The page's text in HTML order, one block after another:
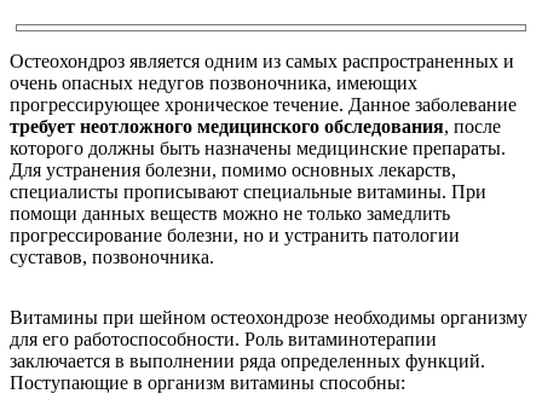
Остеохондроз является одним из самых распространенных и
очень опасных недугов позвоночника, имеющих
прогрессирующее хроническое течение. Данное заболевание
требует неотложного медицинского обследования, после
которого должны быть назначены медицинские препараты.
Для устранения болезни, помимо основных лекарств,
специалисты прописывают специальные витамины. При
помощи данных веществ можно не только замедлить
прогрессирование болезни, но и устранить патологии
суставов, позвоночника.
Витамины при шейном остеохондрозе необходимы организму
для его работоспособности. Роль витаминотерапии
заключается в выполнении ряда определенных функций.
Поступающие в организм витамины способны: